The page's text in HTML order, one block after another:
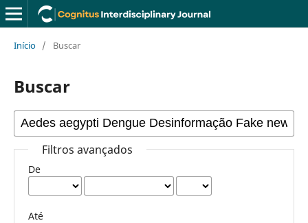
Início / Buscar
Buscar
Filtros avançados
De
Até